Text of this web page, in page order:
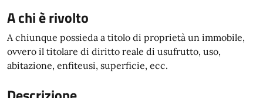
A chi è rivolto
A chiunque possieda a titolo di proprietà un immobile,
ovvero il titolare di diritto reale di usufrutto, uso,
abitazione, enfiteusi, superficie, ecc.